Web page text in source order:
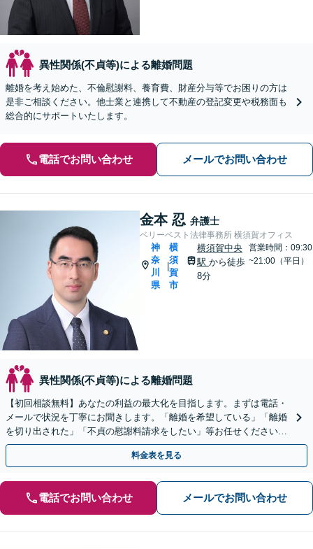
異性関係(不貞等)による離婚問題
離婚を考え始めた、不倫慰謝料、養育費、財産分与等でお困りの方は
是非ご相談ください。他士業と連携して不動産の登記変更や税務面も
総合的にサポートいたします。
電話でお問い合わせ メールでお問い合わせ
金本 忍 弁護士
ベリーベスト法律事務所 横須賀オフィス
神
奈
川
県
|
横
須
賀
市
横須賀中央
駅 から徒歩
8分
営業時間：09:30
~21:00（平日）
異性関係(不貞等)による離婚問題
【初回相談無料】あなたの利益の最大化を目指します。まずは電話・
メールで状況を丁寧にお聞きします。「離婚を希望している」「離婚
を切り出された」「不貞の慰謝料請求をしたい」等お任せください。
【リーズナブルな料金設定】
料金表を見る
電話でお問い合わせ メールでお問い合わせ